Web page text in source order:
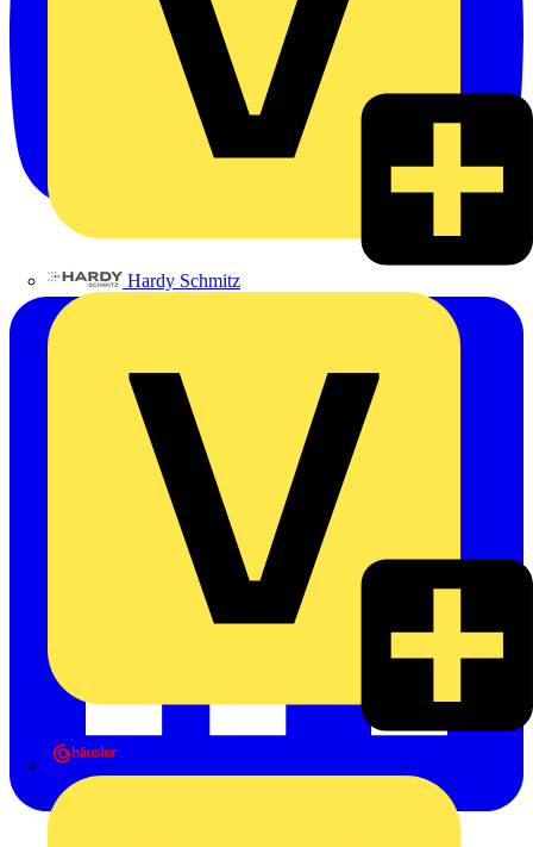
Hardy Schmitz